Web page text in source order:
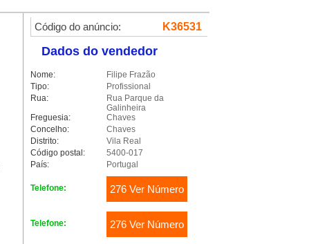
K36531
Código do anúncio:
Dados do vendedor
Nome:
Filipe Frazão
Tipo:
Profissional
Rua:
Rua Parque da
Galinheira
Freguesia:
Chaves
Concelho:
Chaves
Distrito:
Vila Real
Código postal:
5400-017
País:
Portugal
Telefone: 276 Ver Número
Telefone: 276 Ver Número